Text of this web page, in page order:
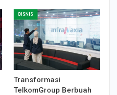
BISNIS
Transformasi
TelkomGroup Berbuah